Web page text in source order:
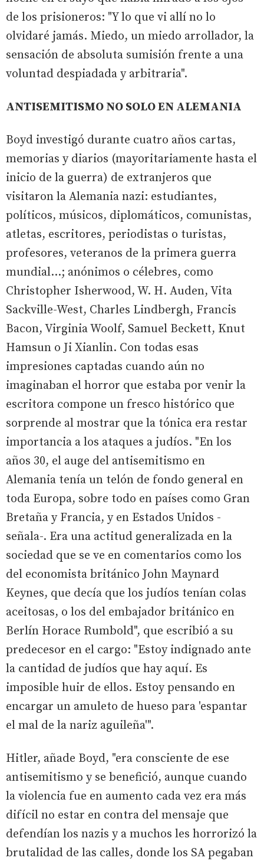
de los prisioneros: "Y lo que vi allí no lo
olvidaré jamás. Miedo, un miedo arrollador, la
sensación de absoluta sumisión frente a una
voluntad despiadada y arbitraria".
ANTISEMITISMO NO SOLO EN ALEMANIA
Boyd investigó durante cuatro años cartas,
memorias y diarios (mayoritariamente hasta el
inicio de la guerra) de extranjeros que
visitaron la Alemania nazi: estudiantes,
políticos, músicos, diplomáticos, comunistas,
atletas, escritores, periodistas o turistas,
profesores, veteranos de la primera guerra
mundial...; anónimos o célebres, como
Christopher Isherwood, W. H. Auden, Vita
Sackville-West, Charles Lindbergh, Francis
Bacon, Virginia Woolf, Samuel Beckett, Knut
Hamsun o Ji Xianlin. Con todas esas
impresiones captadas cuando aún no
imaginaban el horror que estaba por venir la
escritora compone un fresco histórico que
sorprende al mostrar que la tónica era restar
importancia a los ataques a judíos. "En los
años 30, el auge del antisemitismo en
Alemania tenía un telón de fondo general en
toda Europa, sobre todo en países como Gran
Bretaña y Francia, y en Estados Unidos -
señala-. Era una actitud generalizada en la
sociedad que se ve en comentarios como los
del economista británico John Maynard
Keynes, que decía que los judíos tenían colas
aceitosas, o los del embajador británico en
Berlín Horace Rumbold", que escribió a su
predecesor en el cargo: "Estoy indignado ante
la cantidad de judíos que hay aquí. Es
imposible huir de ellos. Estoy pensando en
encargar un amuleto de hueso para 'espantar
el mal de la nariz aguileña'".
Hitler, añade Boyd, "era consciente de ese
antisemitismo y se benefició, aunque cuando
la violencia fue en aumento cada vez era más
difícil no estar en contra del mensaje que
defendían los nazis y a muchos les horrorizó la
brutalidad de las calles, donde los SA pegaban